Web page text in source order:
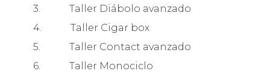
3. Taller Diábolo avanzado
4. Taller Cigar box
5. Taller Contact avanzado
6. Taller Monociclo